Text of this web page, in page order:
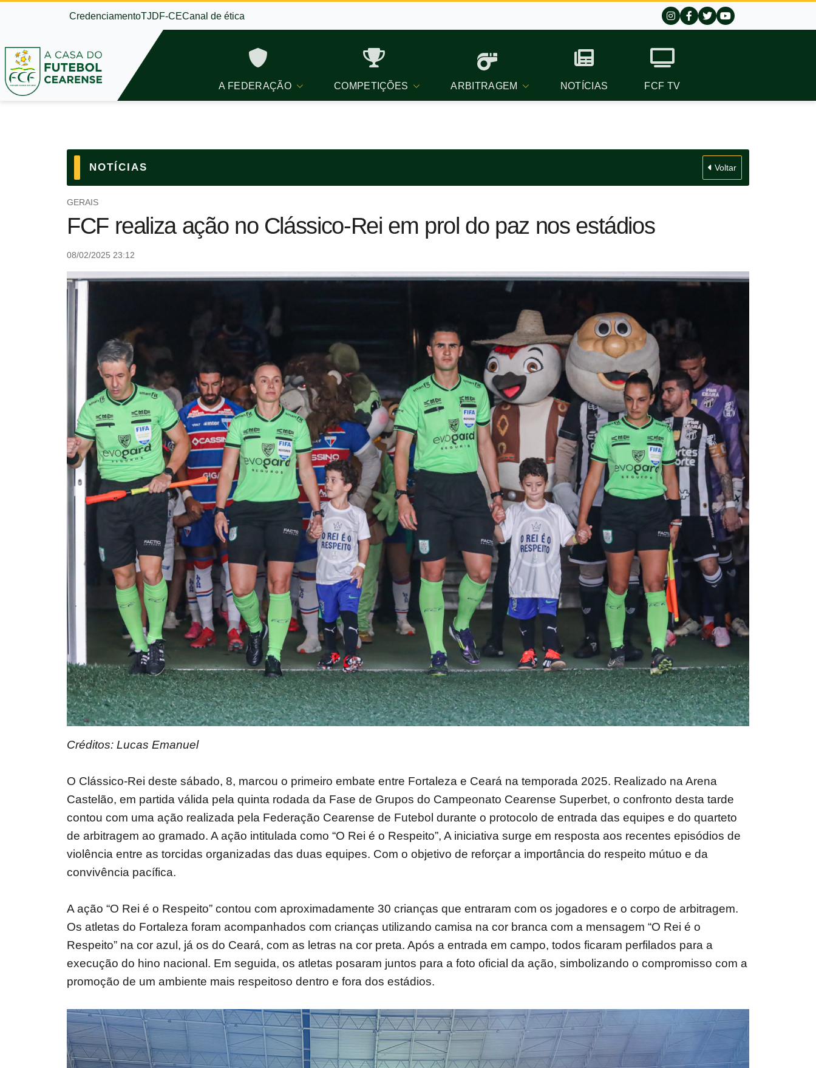
CredenciamentoTJDF-CECanal de ética
A FEDERAÇÃO COMPETIÇÕES ARBITRAGEM NOTÍCIAS FCF TV
NOTÍCIAS Voltar
GERAIS
FCF realiza ação no Clássico-Rei em prol do paz nos estádios
08/02/2025 23:12
Créditos: Lucas Emanuel
O Clássico-Rei deste sábado, 8, marcou o primeiro embate entre Fortaleza e Ceará na temporada 2025. Realizado na Arena
Castelão, em partida válida pela quinta rodada da Fase de Grupos do Campeonato Cearense Superbet, o confronto desta tarde
contou com uma ação realizada pela Federação Cearense de Futebol durante o protocolo de entrada das equipes e do quarteto
de arbitragem ao gramado. A ação intitulada como “O Rei é o Respeito”, A iniciativa surge em resposta aos recentes episódios de
violência entre as torcidas organizadas das duas equipes. Com o objetivo de reforçar a importância do respeito mútuo e da
convivência pacífica.
A ação “O Rei é o Respeito” contou com aproximadamente 30 crianças que entraram com os jogadores e o corpo de arbitragem.
Os atletas do Fortaleza foram acompanhados com crianças utilizando camisa na cor branca com a mensagem “O Rei é o
Respeito” na cor azul, já os do Ceará, com as letras na cor preta. Após a entrada em campo, todos ficaram perfilados para a
execução do hino nacional. Em seguida, os atletas posaram juntos para a foto oficial da ação, simbolizando o compromisso com a
promoção de um ambiente mais respeitoso dentro e fora dos estádios.